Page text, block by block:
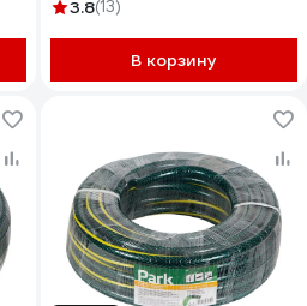
3.8(13)
В корзину